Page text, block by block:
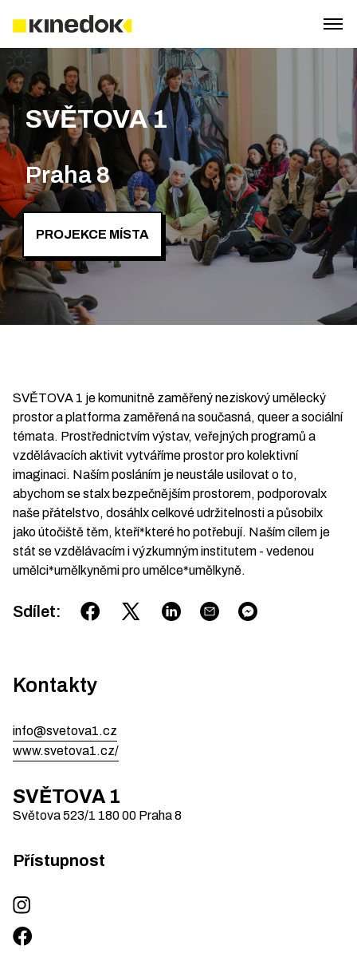
SVĚTOVA 1
Praha 8
PROJEKCE MÍSTA
SVĚTOVA 1 je komunitně zaměřený neziskový umělecký
prostor a platforma zaměřená na současná, queer a sociální
témata. Prostřednictvím výstav, veřejných programů a
vzdělávacích aktivit vytváříme prostor pro kolektivní
imaginaci. Naším posláním je neustále usilovat o to,
abychom se stalx bezpečnějším prostorem, podporovalx
naše přátelstvo, dosáhlx celkové udržitelnosti a působilx
jako útočiště těm, kteří*které ho potřebují. Naším cílem je
stát se vzdělávacím i výzkumným institutem - vedenou
umělci*umělkyněmi pro umělce*umělkyně.
Sdílet:
Kontakty
info@svetova1.cz
www.svetova1.cz/
SVĚTOVA 1
Světova 523/1 180 00 Praha 8
Přístupnost